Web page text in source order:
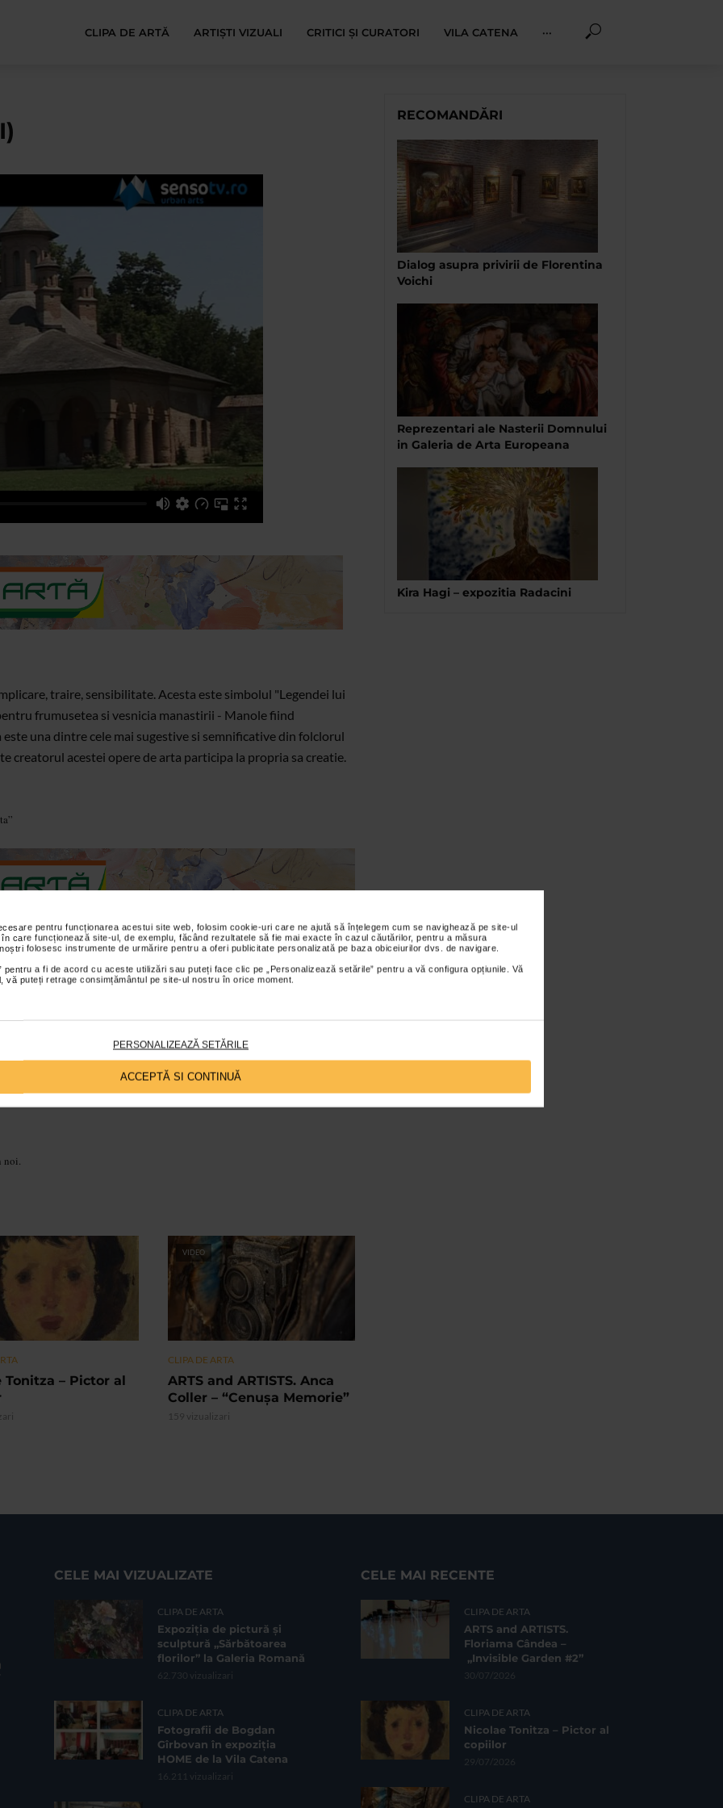
pentru funcționarea acestui site web, folosim cookie-uri care ne ajută să înțelegem cum se navighează pe site-ul
care funcționează site-ul, de exemplu, făcând rezultatele să fie mai exacte în cazul căutărilor, pentru a măsura
folosesc instrumente de urmărire pentru a oferi publicitate personalizată pe baza obiceiurilor dvs. de navigare.
pentru a fi de acord cu aceste utilizări sau puteți face clic pe „Personalizează setările” pentru a vă configura opțiunile. Vă
vă puteți retrage consimțământul pe site-ul nostru în orice moment.
PERSONALIZEAZĂ SETĂRILE
ACCEPTĂ SI CONTINUĂ
CLIPA DE ARTĂ ARTIȘTI VIZUALI CRITICI ȘI CURATORI VILA CATENA ···
traire, sensibilitate. Acesta este simbolul "Legendei lui
frumusetea si vesnicia manastirii - Manole fiind
una dintre cele mai sugestive si semnificative din folclorul
creatorul acestei opere de arta participa la propria sa creatie.
Klement(instalatie), Karin Lamek (conceptart), Florin Mihai (grafica),
Schlueter(sculptura), Slavica van der Schoors (pictura, colaj), Eva Luna
fotografie)
creatiei,
9 artisti, dintrecare 7 nemti si 2 romani, esentializeaza ideea sacrificiului, a
fiecaruia dintre noi pe aceasta lume.
noi.
Tonitza – Pictor al
VIDEO
CLIPA DE ARTA
ARTS and ARTISTS. Anca
Coller – “Cenușa Memorie”
159 vizualizari
RECOMANDĂRI
Dialog asupra privirii de Florentina
Voichi
Reprezentari ale Nasterii Domnului
in Galeria de Arta Europeana
Kira Hagi – expozitia Radacini
CELE MAI VIZUALIZATE
CLIPA DE ARTA
Expoziția de pictură și
sculptură „Sărbătoarea
florilor” la Galeria Romană
62.730 vizualizari
CLIPA DE ARTA
Fotografii de Bogdan
Gîrbovan în expoziția
HOME de la Vila Catena
16.211 vizualizari
CELE MAI RECENTE
CLIPA DE ARTA
ARTS and ARTISTS.
Floriama Cândea –
„Invisible Garden #2”
30/07/2026
CLIPA DE ARTA
Nicolae Tonitza – Pictor al
copiilor
29/07/2026
CLIPA DE ARTA